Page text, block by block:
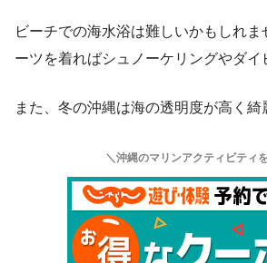
ビーチでの海水浴は難しいかもしれま
ーツを着ればシュノーケリングやダイ
また、冬の沖縄は海の透明度が高く綺
＼沖縄のマリンアクティビティ